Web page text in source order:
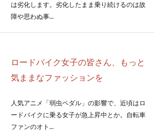
は劣化します。劣化したまま乗り続けるのは故
障や思わぬ事...
ロードバイク女子の皆さん、もっと
気ままなファッションを
人気アニメ「弱虫ペダル」の影響で、近頃はロ
ードバイクに乗る女子が急上昇中とか。自転車
ファンのオト...